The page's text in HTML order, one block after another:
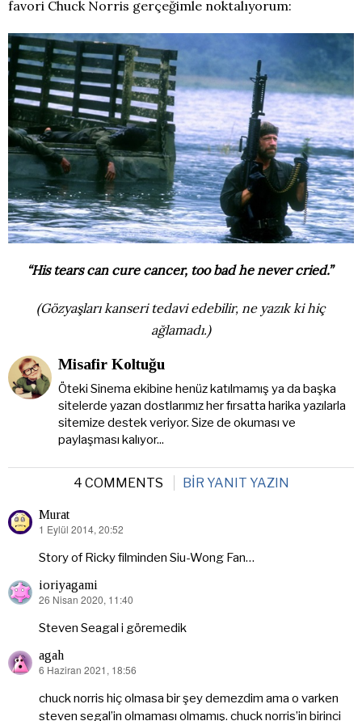
favori Chuck Norris gerçeğimle noktalıyorum:
“His tears can cure cancer, too bad he never cried.”
(Gözyaşları kanseri tedavi edebilir, ne yazık ki hiç
ağlamadı.)
Misafir Koltuğu
Öteki Sinema ekibine henüz katılmamış ya da başka
sitelerde yazan dostlarımız her fırsatta harika yazılarla
sitemize destek veriyor. Size de okuması ve
paylaşması kalıyor...
4 COMMENTS BIR YANIT YAZIN
Murat
dedi
1 Eylül 2014, 20:52
Story of Ricky filminden Siu-Wong Fan…
ioriyagami
dedi
26 Nisan 2020, 11:40
Steven Seagal i göremedik
agah
dedi
6 Haziran 2021, 18:56
chuck norris hiç olmasa bir şey demezdim ama o varken
steven segal’in olmaması olmamış. chuck norris’in birinci